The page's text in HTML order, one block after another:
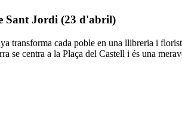
Sant Jordi (23 d'abril)
transforma cada poble en una llibreria i
se centra a la Plaça del Castell i és una